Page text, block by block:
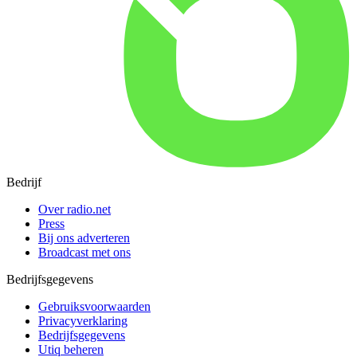
Bedrijf
Over radio.net
Press
Bij ons adverteren
Broadcast met ons
Bedrijfsgegevens
Gebruiksvoorwaarden
Privacyverklaring
Bedrijfsgegevens
Utiq beheren